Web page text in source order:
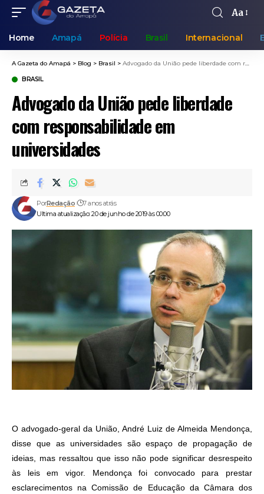
Aa
Home Amapá Polícia Brasil Internacional
A Gazeta do Amapá > Blog > Brasil > Advogado da União pede liberdade com responsabilidade em universidades
BRASIL
Advogado da União pede liberdade
com responsabilidade em
universidades
Ultima atualização: 20 de junho de 2019 às 00:00
PorRedação 7 anos atrás
O advogado-geral da União, André Luiz de Almeida Mendonça,
disse que as universidades são espaço de propagação de
ideias, mas ressaltou que isso não pode significar desrespeito
às leis em vigor. Mendonça foi convocado para prestar
esclarecimentos na Comissão de Educação da Câmara dos